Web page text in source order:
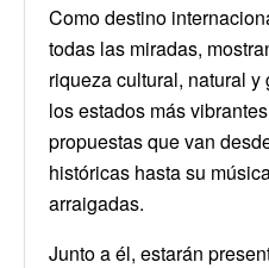
Como destino
todas las miradas,
riqueza cultural, natural
los estados más
propuestas que van
históricas hasta su
arraigadas.
Junto a él, estarán